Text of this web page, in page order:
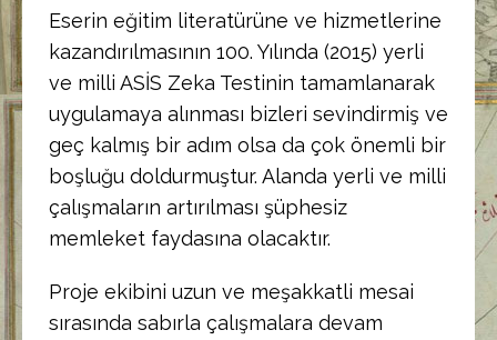
Eserin eğitim literatürüne ve hizmetlerine
kazandırılmasının 100. Yılında (2015) yerli
ve milli ASİS Zeka Testinin tamamlanarak
uygulamaya alınması bizleri sevindirmiş ve
geç kalmış bir adım olsa da çok önemli bir
boşluğu doldurmuştur. Alanda yerli ve milli
çalışmaların artırılması şüphesiz
memleket faydasına olacaktır.
Proje ekibini uzun ve meşakkatli mesai
sırasında sabırla çalışmalara devam